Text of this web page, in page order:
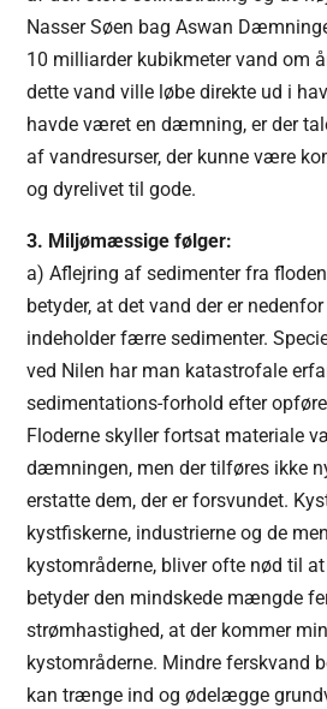
Nasser Søen bag Aswan
10 milliarder kubikmeter vand om
dette vand ville løbe direkte ud i
havde været en dæmning, er der
af vandresurser, der kunne være
og dyrelivet til gode.
3. Miljømæssige følger:
a) Aflejring af sedimenter fra
betyder, at det vand der er
indeholder færre sedimenter.
ved Nilen har man katastrofale
sedimentations-forhold efter
Floderne skyller fortsat materiale
dæmningen, men der tilføres ikke
erstatte dem, der er forsvundet.
kystfiskerne, industrierne og de
kystområderne, bliver ofte nød til
betyder den mindskede mængde
strømhastighed, at der kommer
kystområderne. Mindre ferskvand
kan trænge ind og ødelægge